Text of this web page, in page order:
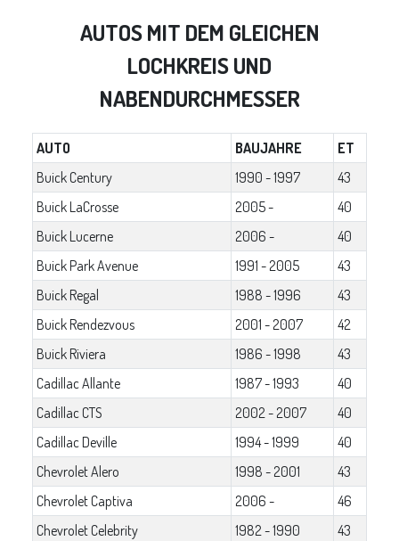
AUTOS MIT DEM GLEICHEN
LOCHKREIS UND
NABENDURCHMESSER
AUTO BAUJAHRE
ET
Buick Century
1990 - 1997
43
Buick LaCrosse
2005 -
40
Buick Lucerne
2006 -
40
Buick Park Avenue
1991 - 2005
43
Buick Regal
1988 - 1996
43
Buick Rendezvous
2001 - 2007
42
Buick Riviera
1986 - 1998
43
Cadillac Allante
1987 - 1993
40
Cadillac CTS
2002 - 2007
40
Cadillac Deville
1994 - 1999
40
Chevrolet Alero
1998 - 2001
43
Chevrolet Captiva
2006 -
46
Chevrolet Celebrity
1982 - 1990
43